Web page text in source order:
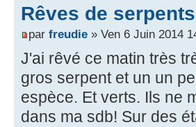
Rêves de
par freudie » Ven 6 Juin 2014
J'ai rêvé ce matin très
gros serpent et un un
espèce. Et verts. Ils ne
dans ma sdb! Sur des